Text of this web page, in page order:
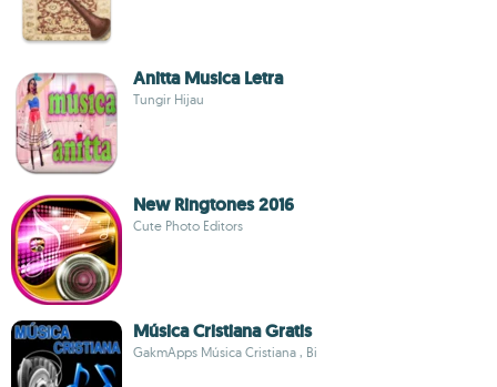
Anitta Musica Letra
Tungir Hijau
New Ringtones 2016
Cute Photo Editors
Música Cristiana Gratis
GakmApps Música Cristiana , Bi